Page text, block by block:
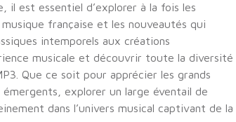
il est essentiel d’explorer à la fois les
française et les nouveautés qui
intemporels aux créations
musicale et découvrir toute la diversité
Que ce soit pour apprécier les grands
explorer un large éventail de
dans l’univers musical captivant de la